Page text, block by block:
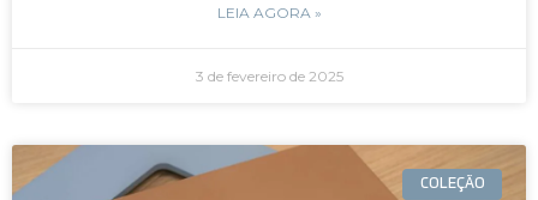
LEIA AGORA »
3 de fevereiro de 2025
COLEÇÃO